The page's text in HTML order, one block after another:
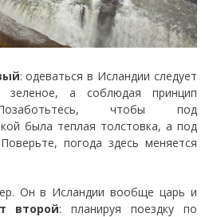
: одеваться в Исландии следует
зеленое, а соблюдая принцип
чтобы под
была теплая толстовка, а под
погода здесь меняется
Он в Исландии вообще царь и
второй: планируя поездку по